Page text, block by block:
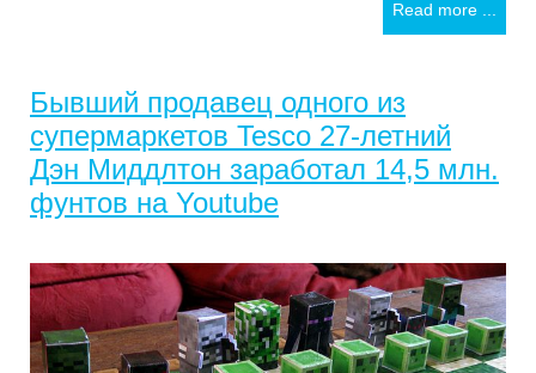
Read more ...
Бывший продавец одного из
супермаркетов Tesco 27-летний
Дэн Миддлтон заработал 14,5 млн.
фунтов на Youtube